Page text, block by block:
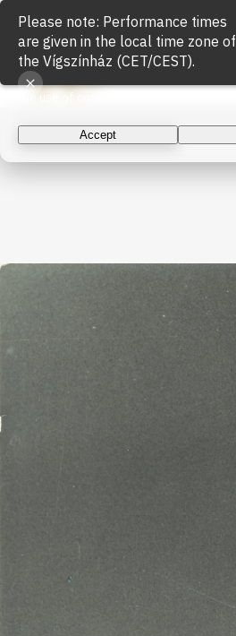
Cookie Usage
We use cookies for the proper
and to measure website traffic. By
the use of cookies.
Accept